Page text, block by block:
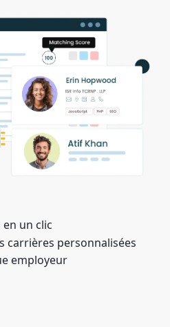
un clic
carrières personnalisées
employeur